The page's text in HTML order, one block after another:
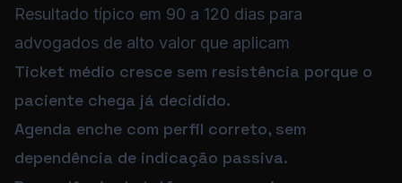
Resultado típico em 90 a 120 dias para
advogados de alto valor que aplicam
Ticket médio cresce sem resistência porque o
paciente chega já decidido.
Agenda enche com perfil correto, sem
dependência de indicação passiva.